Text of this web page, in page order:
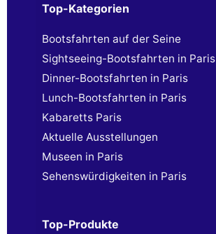
Top-Kategorien
Bootsfahrten auf der Seine
Sightseeing-Bootsfahrten in Paris
Dinner-Bootsfahrten in Paris
Lunch-Bootsfahrten in Paris
Kabaretts Paris
Aktuelle Ausstellungen
Museen in Paris
Sehenswürdigkeiten in Paris
Top-Produkte